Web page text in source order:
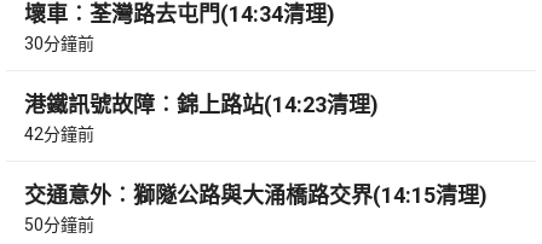
壞車︰荃灣路去屯門(14:34清理)
30分鐘前
港鐵訊號故障︰錦上路站(14:23清理)
42分鐘前
交通意外︰獅隧公路與大涌橋路交界(14:15清理)
50分鐘前